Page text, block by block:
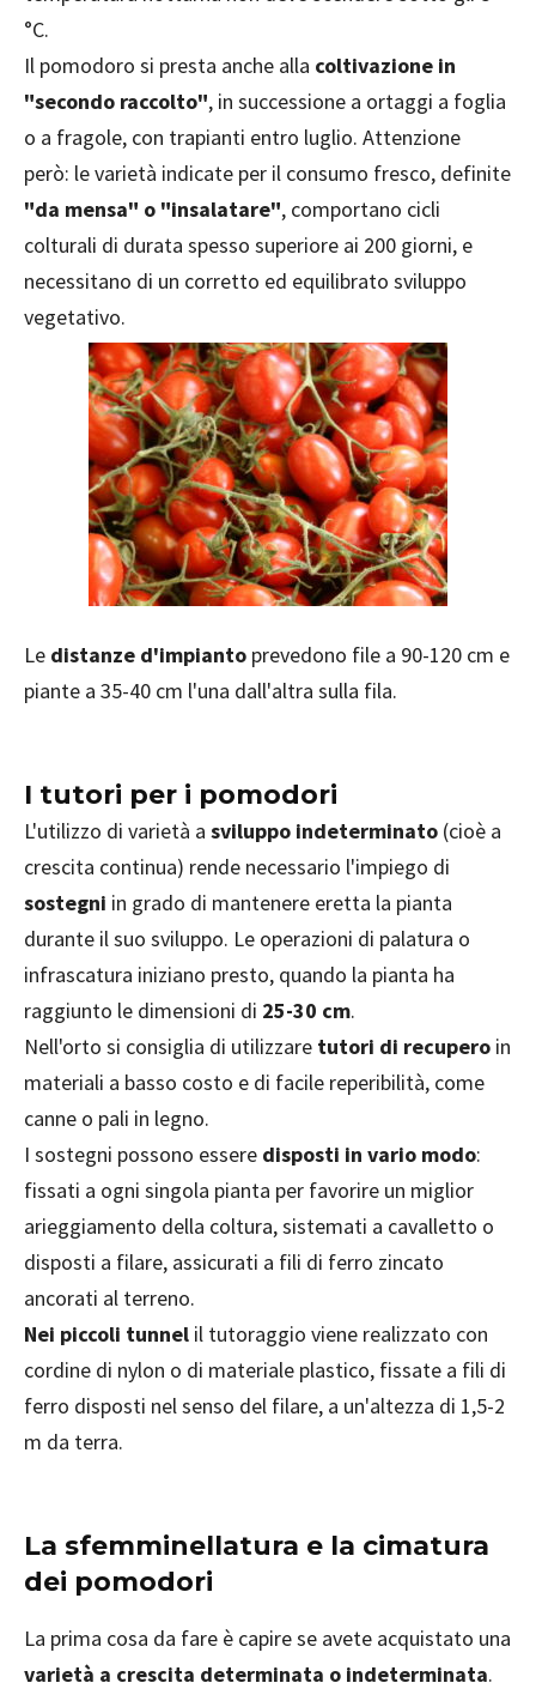
°C.
Il pomodoro si presta anche alla coltivazione in
"secondo raccolto", in successione a ortaggi a foglia
o a fragole, con trapianti entro luglio. Attenzione
però: le varietà indicate per il consumo fresco, definite
"da mensa" o "insalatare", comportano cicli
colturali di durata spesso superiore ai 200 giorni, e
necessitano di un corretto ed equilibrato sviluppo
vegetativo.
Le distanze d'impianto prevedono file a 90-120 cm e
piante a 35-40 cm l'una dall'altra sulla fila.
I tutori per i pomodori
L'utilizzo di varietà a sviluppo indeterminato (cioè a
crescita continua) rende necessario l'impiego di
sostegni in grado di mantenere eretta la pianta
durante il suo sviluppo. Le operazioni di palatura o
infrascatura iniziano presto, quando la pianta ha
raggiunto le dimensioni di 25-30 cm.
Nell'orto si consiglia di utilizzare tutori di recupero in
materiali a basso costo e di facile reperibilità, come
canne o pali in legno.
I sostegni possono essere disposti in vario modo:
fissati a ogni singola pianta per favorire un miglior
arieggiamento della coltura, sistemati a cavalletto o
disposti a filare, assicurati a fili di ferro zincato
ancorati al terreno.
Nei piccoli tunnel il tutoraggio viene realizzato con
cordine di nylon o di materiale plastico, fissate a fili di
ferro disposti nel senso del filare, a un'altezza di 1,5-2
m da terra.
La sfemminellatura e la cimatura
dei pomodori
La prima cosa da fare è capire se avete acquistato una
varietà a crescita determinata o indeterminata.